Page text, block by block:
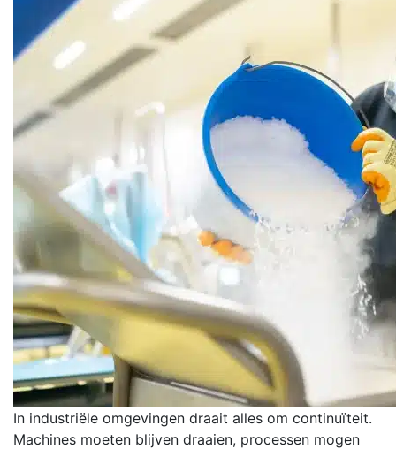
In industriële omgevingen draait alles om continuïteit.
Machines moeten blijven draaien, processen mogen